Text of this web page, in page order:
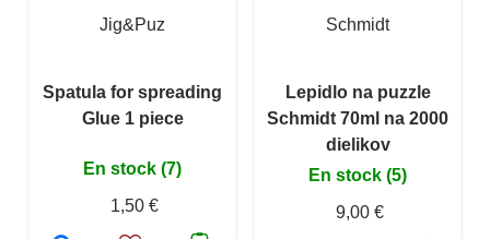
Jig&Puz
Spatula for spreading
Glue 1 piece
En stock (7)
1,50 €
Schmidt
Lepidlo na puzzle
Schmidt 70ml na 2000
dielikov
En stock (5)
9,00 €